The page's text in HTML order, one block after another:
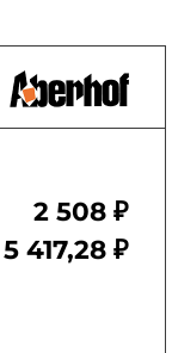
2 508 ₽
5 417,28 ₽